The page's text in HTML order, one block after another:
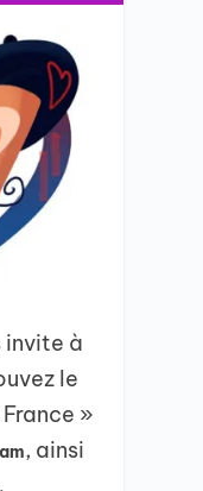
invite à
le
»
, ainsi